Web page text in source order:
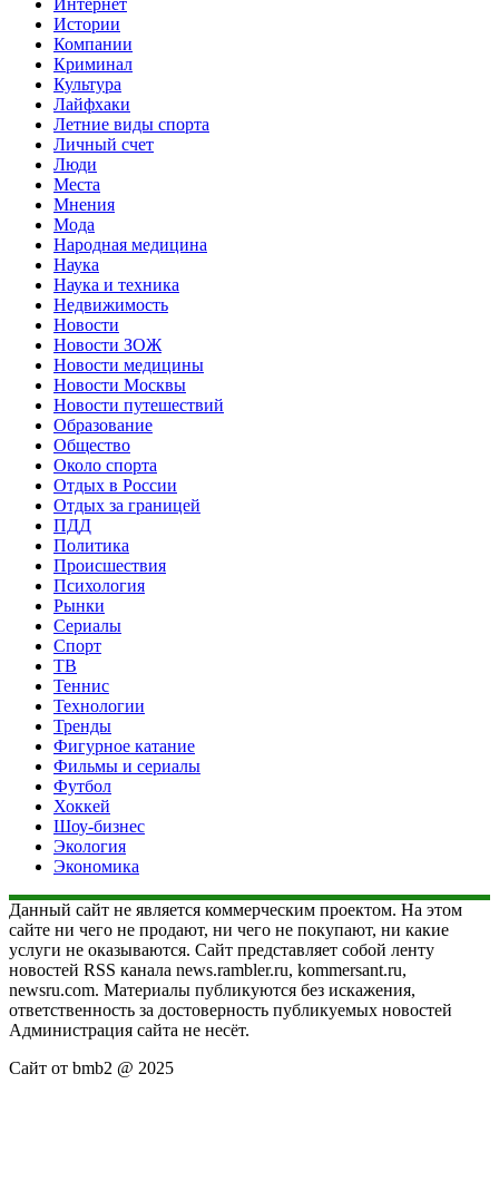
Истории
Компании
Криминал
Культура
Лайфхаки
Летние виды спорта
Личный счет
Люди
Места
Мнения
Мода
Народная медицина
Наука
Наука и техника
Недвижимость
Новости
Новости ЗОЖ
Новости медицины
Новости Москвы
Новости путешествий
Образование
Общество
Около спорта
Отдых в России
Отдых за границей
ПДД
Политика
Происшествия
Психология
Рынки
Сериалы
Спорт
ТВ
Теннис
Технологии
Тренды
Фигурное катание
Фильмы и сериалы
Футбол
Хоккей
Шоу-бизнес
Экология
Экономика
Данный сайт не является коммерческим проектом. На этом
сайте ни чего не продают, ни чего не покупают, ни какие
услуги не оказываются. Сайт представляет собой ленту
новостей RSS канала news.rambler.ru, kommersant.ru,
newsru.com. Материалы публикуются без искажения,
ответственность за достоверность публикуемых новостей
Администрация сайта не несёт.
Сайт от bmb2 @ 2025